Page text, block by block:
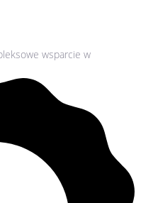
wsparcie w